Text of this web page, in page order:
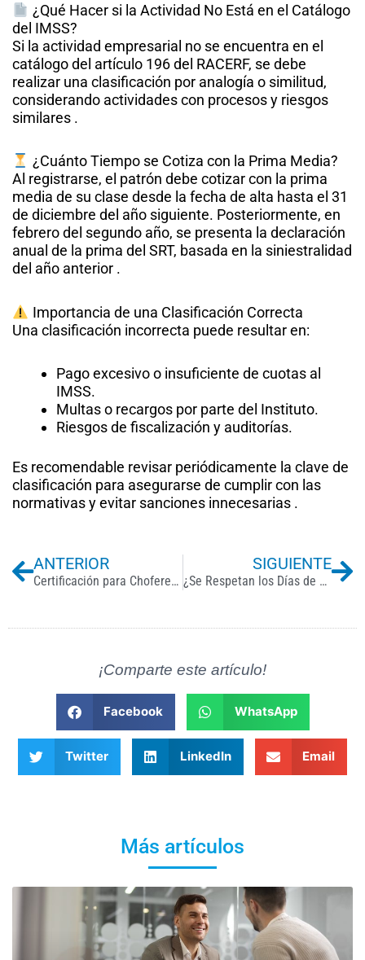
¿Qué Hacer si la Actividad No Está en el Catálogo
del IMSS?
Si la actividad empresarial no se encuentra en el
catálogo del artículo 196 del RACERF, se debe
realizar una clasificación por analogía o similitud,
considerando actividades con procesos y riesgos
similares .​
¿Cuánto Tiempo se Cotiza con la Prima Media?
Al registrarse, el patrón debe cotizar con la prima
media de su clase desde la fecha de alta hasta el 31
de diciembre del año siguiente. Posteriormente, en
febrero del segundo año, se presenta la declaración
anual de la prima del SRT, basada en la siniestralidad
del año anterior .
Importancia de una Clasificación Correcta
Una clasificación incorrecta puede resultar en:​
Pago excesivo o insuficiente de cuotas al
IMSS.
Multas o recargos por parte del Instituto.
Riesgos de fiscalización y auditorías.​
Es recomendable revisar periódicamente la clave de
clasificación para asegurarse de cumplir con las
normativas y evitar sanciones innecesarias .​
Previo
ANTERIOR
Certificación para Choferes de Transporte Público Colectivo
SIGUIENTE
¿Se Respetan los Días de Descanso Obligatorio en México? Encuesta Revela Incumplimientos Laborales
¡Comparte este artículo!
Facebook WhatsApp
Twitter LinkedIn Email
Más artículos